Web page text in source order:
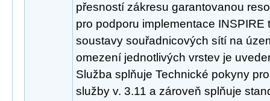
přesností zákresu garantovanou
pro podporu implementace INSPIRE
soustavy souřadnicových sítí na
omezení jednotlivých vrstev je
Služba splňuje Technické pokyny
služby v. 3.11 a zároveň splňuje